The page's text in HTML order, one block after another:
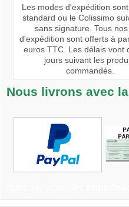
Les modes d'expédition
standard ou le Colissimo
sans signature. Tous
d'expédition sont offerts à
euros TTC. Les délais vont
jours suivant les
commandés.
Nous livrons avec